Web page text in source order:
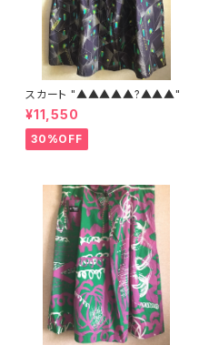
スカート "▲▲▲▲▲?▲▲▲"
¥11,550
30%OFF